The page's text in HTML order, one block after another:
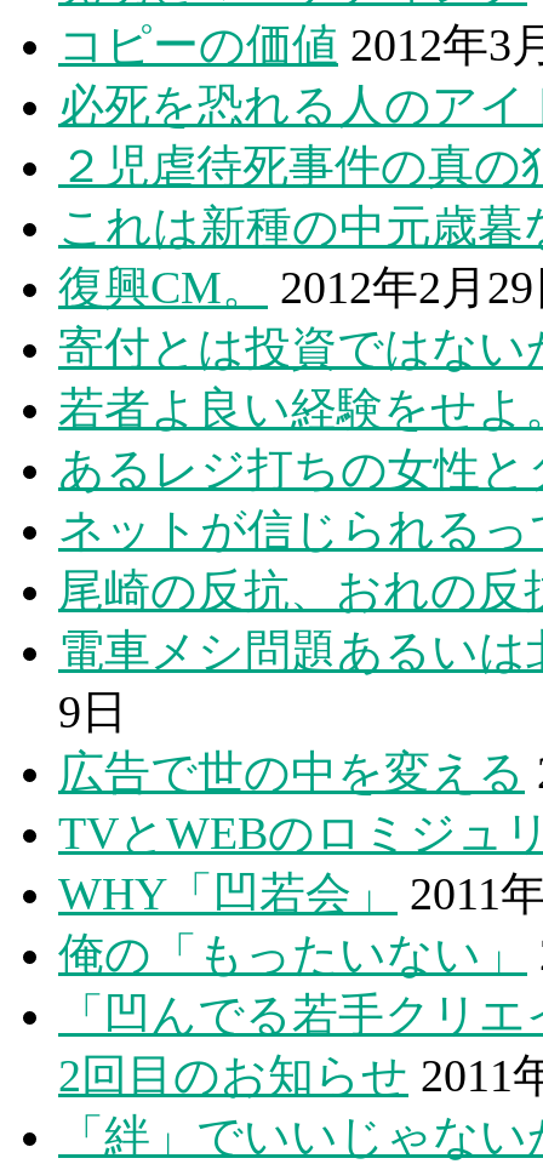
コピーの価値 2012年3
必死を恐れる人のアイ
２児虐待死事件の真の
これは新種の中元歳暮
復興CM。
2012年2月
寄付とは投資ではない
若者よ良い経験をせよ
あるレジ打ちの女性
ネットが信じられるっ
尾崎の反抗、おれの反
電車メシ問題あるい
9日
広告で世の中を変える
TVとWEBのロミジュ
WHY「凹若会」
2011
俺の「もったいない」
「凹んでる若手クリ
2回目のお知らせ 2011
「絆」でいいじゃない